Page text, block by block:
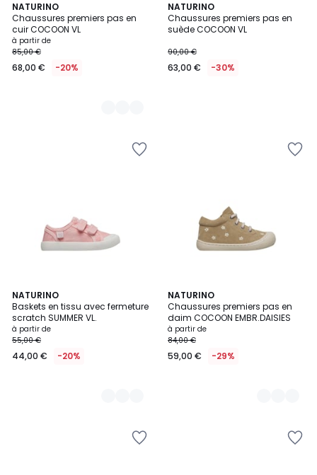
NATURINO
Chaussures premiers pas en
cuir COCOON VL
Prix
à
partir
réduction
appliquée.
à partir de
85,00 €
68,00 € -20%
16
Couleurs
NATURINO
Chaussures premiers pas en
suède COCOON VL
90,00 €
63,00 € -30%
NATURINO
Baskets en tissu avec fermeture
scratch SUMMER VL.
à partir de
55,00 €
44,00 € -20%
8
Couleurs
NATURINO
Chaussures premiers pas en
daim COCOON EMBR.DAISIES
à partir de
84,00 €
59,00 € -29%
2
Couleurs